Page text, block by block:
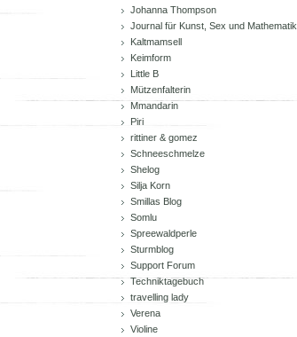
Johanna Thompson
Journal für Kunst, Sex und Mathematik
Kaltmamsell
Keimform
Little B
Mützenfalterin
Mmandarin
Piri
rittiner & gomez
Schneeschmelze
Shelog
Silja Korn
Smillas Blog
Somlu
Spreewaldperle
Sturmblog
Support Forum
Techniktagebuch
travelling lady
Verena
Violine